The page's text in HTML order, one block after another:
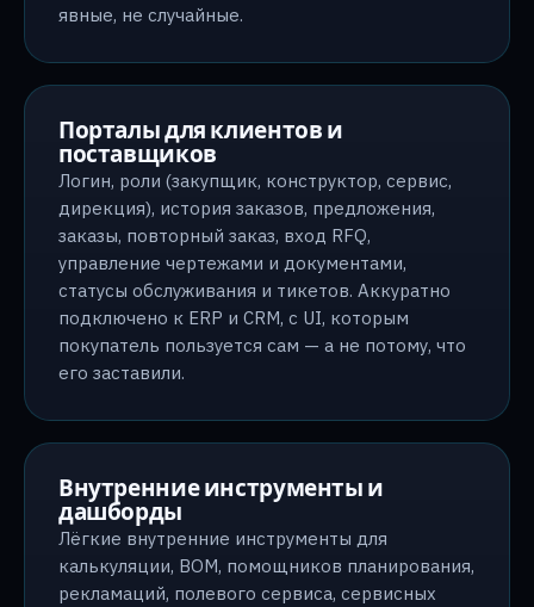
явные, не случайные.
Порталы для клиентов и
поставщиков
Логин, роли (закупщик, конструктор, сервис,
дирекция), история заказов, предложения,
заказы, повторный заказ, вход RFQ,
управление чертежами и документами,
статусы обслуживания и тикетов. Аккуратно
подключено к ERP и CRM, с UI, которым
покупатель пользуется сам — а не потому, что
его заставили.
Внутренние инструменты и
дашборды
Лёгкие внутренние инструменты для
калькуляции, BOM, помощников планирования,
рекламаций, полевого сервиса, сервисных